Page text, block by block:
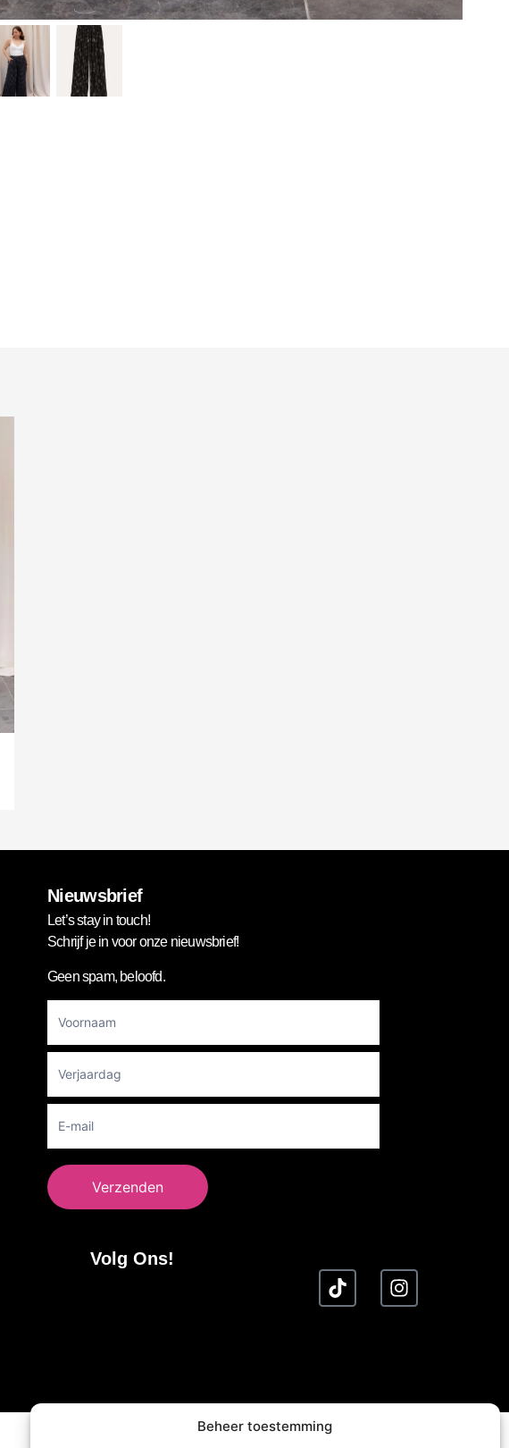
Beheer toestemming
Nieuwsbrief
Let’s stay in touch!
Schrijf je in voor onze nieuwsbrief!
Geen spam, beloofd.
Newsletter
Verzenden
Volg Ons!